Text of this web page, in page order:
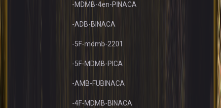
-MDMB-4en-PINACA
-ADB-BINACA
-5F-mdmb-2201
-5F-MDMB-PICA
-AMB-FUBINACA
-4F-MDMB-BINACA